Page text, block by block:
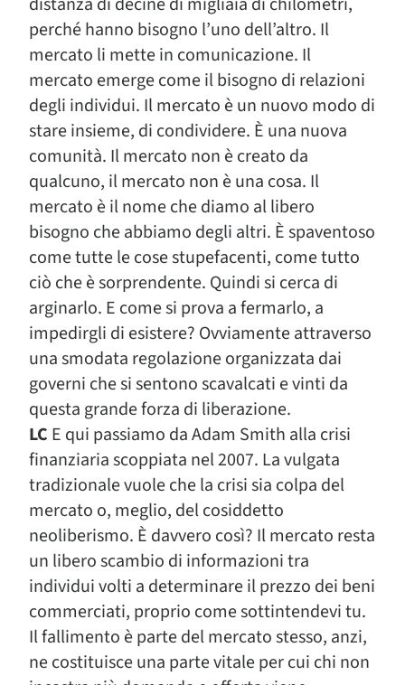
perché hanno bisogno l’uno dell’altro. Il
mercato li mette in comunicazione. Il
mercato emerge come il bisogno di relazioni
degli individui. Il mercato è un nuovo modo di
stare insieme, di condividere. È una nuova
comunità. Il mercato non è creato da
qualcuno, il mercato non è una cosa. Il
mercato è il nome che diamo al libero
bisogno che abbiamo degli altri. È spaventoso
come tutte le cose stupefacenti, come tutto
ciò che è sorprendente. Quindi si cerca di
arginarlo. E come si prova a fermarlo, a
impedirgli di esistere? Ovviamente attraverso
una smodata regolazione organizzata dai
governi che si sentono scavalcati e vinti da
questa grande forza di liberazione.
LC E qui passiamo da Adam Smith alla crisi
finanziaria scoppiata nel 2007. La vulgata
tradizionale vuole che la crisi sia colpa del
mercato o, meglio, del cosiddetto
neoliberismo. È davvero così? Il mercato resta
un libero scambio di informazioni tra
individui volti a determinare il prezzo dei beni
commerciati, proprio come sottintendevi tu.
Il fallimento è parte del mercato stesso, anzi,
ne costituisce una parte vitale per cui chi non